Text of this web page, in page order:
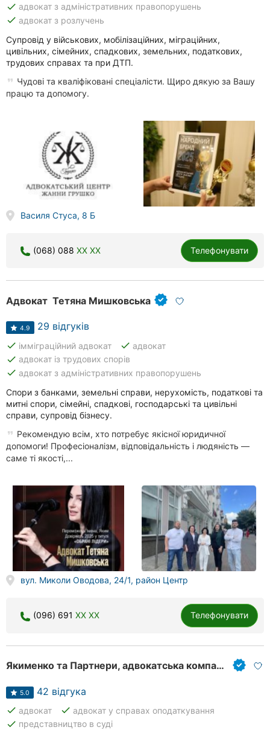
Ужгород
Карпати
done адвокат з адміністративних правопорушень
done адвокат з розлучень
Супровід у військових, мобілізаційних, міграційних,
цивільних, сімейних, спадкових, земельних, податкових,
трудових справах та при ДТП.
Чудові та кваліфіковані спеціалісти. Щиро дякую за Вашу
працю та допомогу.
Василя Стуса, 8 Б
(068) 088 XX XX Телефонувати
Адвокат Тетяна Мишковська
4.9 29 відгуків
done імміграційний адвокат done адвокат
done адвокат із трудових спорів
done адвокат з адміністративних правопорушень
Спори з банками, земельні справи, нерухомість, податкові та
митні спори, сімейні, спадкові, господарські та цивільні
справи, супровід бізнесу.
Рекомендую всім, хто потребує якісної юридичної
допомоги! Професіоналізм, відповідальність і людяність —
саме ті якості,...
вул. Миколи Оводова, 24/1, район Центр
(096) 691 XX XX Телефонувати
Якименко та Партнери, адвокатська компанія
5.0 42 відгука
done адвокат done адвокат у справах оподаткування
done представництво в суді